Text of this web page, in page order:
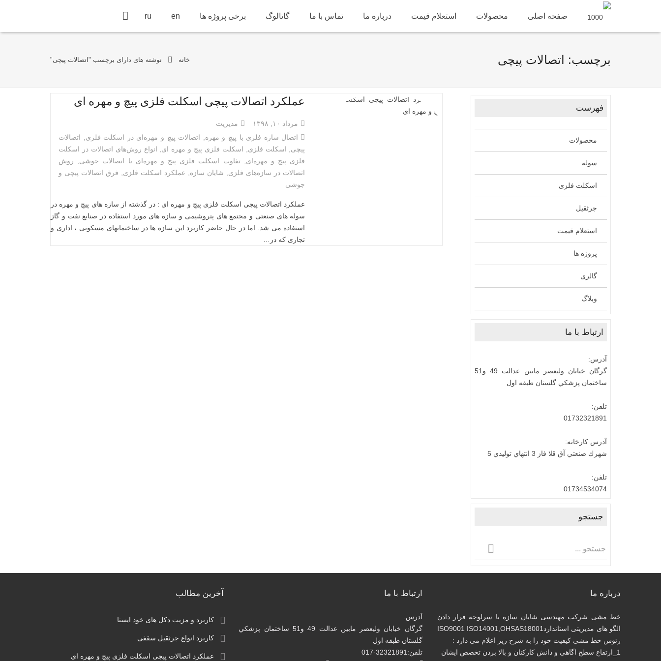
صفحه اصلی محصولات استعلام قیمت درباره ما تماس با ما گاتالوگ برخی پروژه ها en
ru
برچسب: اتصالات پیچی خانه نوشته های دارای برچسب "اتصالات پیچی"
عملکرد اتصالات پیچی اسکلت فلزی پیچ و مهره‌ ای
مرداد ۱۰, ۱۳۹۸
مدیریت
اتصال سازه فلزی با پیچ و مهره
اتصالات پیچ و مهره‌ای در اسکلت فلزی
اتصالات
پیچی
اسکلت فلزی اسکلت فلزی پیچ و مهره ای
انواع روش‌های اتصالات در اسکلت
فلزی پیچ و مهره‌ای ,تفاوت اسکلت فلزی پیچ و مهره‌ای با اتصالات جوشی
روش‌
اتصالات در سازه‌های فلزی
شایان سازه عملکرد اسکلت فلزی
فرق اتصالات پیچی و
جوشی
عملکرد اتصالات پیچی اسکلت فلزی پیچ و مهره‌ ای : در گذشته از سازه های پیچ و مهره در
سوله‌ های صنعتی و مجتمع های پتروشیمی و سازه های مورد استفاده در صنایع نفت و گاز
استفاده می شد. اما در حال حاضر کاربرد این سازه ها در ساختمانهای مسکونی ، اداری و
تجاری که در…
فهرست
محصولات
سوله
اسکلت فلزی
جرثقیل
استعلام قیمت
پروژه ها
گالری
وبلاگ
ارتباط با ما
آدرس:
گرگان خيابان وليعصر مابين عدالت 49 و51
ساختمان پزشكي گلستان طبقه اول
تلفن:
01732321891
آدرس كارخانه:
شهرك صنعتي آق قلا فاز 3 انتهاي توليدي 5
تلفن:
01734534074
جستجو
درباره ما
خط مشی شرکت مهندسی شایان سازه با سرلوحه قرار دادن
الگو های مدیریتی استانداردISO9001 ISO14001,OHSAS18001
رئوس خط مشی کیفیت خود را به شرح زیر اعلام می دارد :
1_ارتقاع سطح اگاهی و دانش کارکنان و بالا بردن تخصص ایشان
ارتباط با ما
آدرس:
گرگان خيابان وليعصر مابين عدالت 49 و51 ساختمان پزشكي
گلستان طبقه اول
تلفن:32321891-017
آخرین مطالب
کاربرد و مزیت دکل های خود ایستا
کاربرد انواع جرثقیل سقفی
عملکرد اتصالات پیچی اسکلت فلزی پیچ و مهره‌ ای